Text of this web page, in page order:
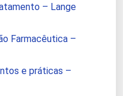
– Lange
Farmacêutica –
e práticas –